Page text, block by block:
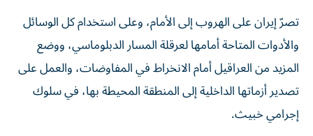
تصرّ إيران على الهروب إلى الأمام، وعلى استخدام كل الوسائل
والأدوات المتاحة أمامها لعرقلة المسار الدبلوماسي، ووضع
المزيد من العراقيل أمام الانخراط في المفاوضات، والعمل على
تصدير أزماتها الداخلية إلى المنطقة المحيطة بها، في سلوك
إجرامي خبيث.